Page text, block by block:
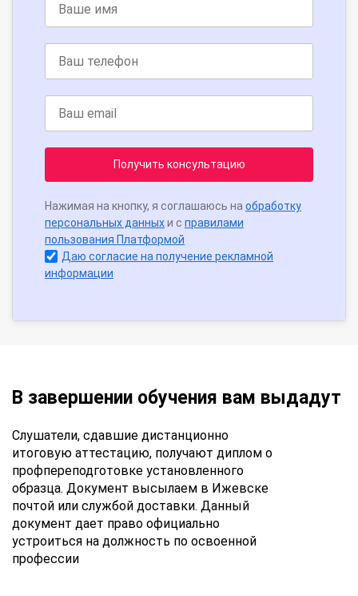
Получить консультацию
Нажимая на кнопку, я соглашаюсь на обработку
персональных данныхи с правилами
пользования Платформой
Даю согласие на получение рекламной
информации
В завершении обучения вам выдадут
Слушатели, сдавшие дистанционно
итоговую аттестацию, получают диплом о
профпереподготовке установленного
образца. Документ высылаем в Ижевске
почтой или службой доставки. Данный
документ дает право официально
устроиться на должность по освоенной
профессии